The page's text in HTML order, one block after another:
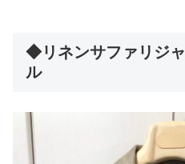
◆リネンサファリジ
ル